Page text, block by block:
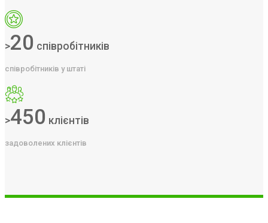
>20 співробітників
співробітників у штаті
>450 клієнтів
задоволених клієнтів